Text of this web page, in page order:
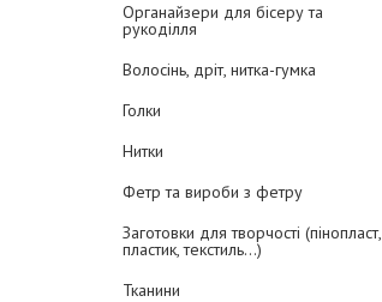
Органайзери для бісеру та
рукоділля
Волосінь, дріт, нитка-гумка
Голки
Нитки
Фетр та вироби з фетру
Заготовки для творчості (пінопласт,
пластик, текстиль...)
Тканини